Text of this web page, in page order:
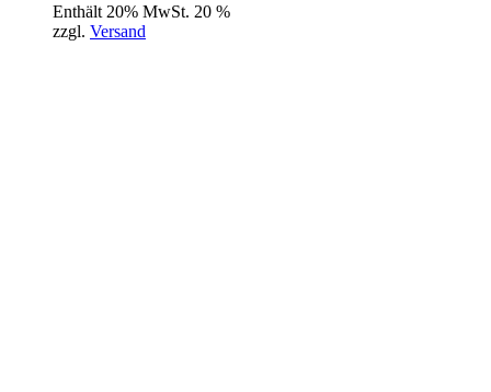
Enthält 20% MwSt. 20 %
zzgl. Versand